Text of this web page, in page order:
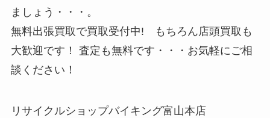
ましょう・・・。
無料出張買取で買取受付中! もちろん店頭買取も
大歓迎です！ 査定も無料です・・・お気軽にご相
談ください！
リサイクルショップバイキング富山本店